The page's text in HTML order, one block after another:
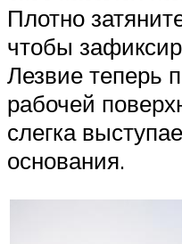
Плотно
чтобы
Лезвие теперь
рабочей
слегка
основания.